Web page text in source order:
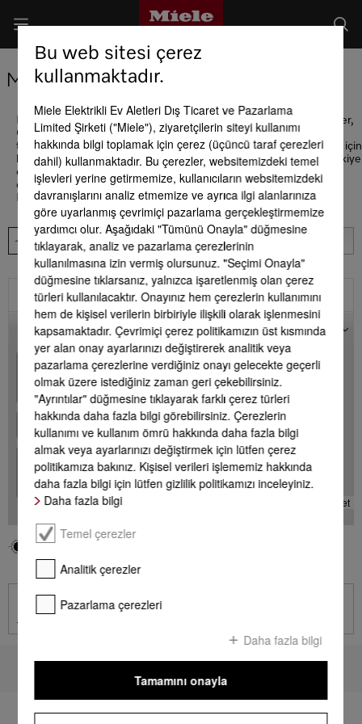
Miele Satış Noktaları
Miele Experience Center Vadİstanbul, Watergarden, Zorlu Center,
Göktürk Larus Loft ve Bağdat Caddesi Suadiye mağazalarımız ve
tüm Miele Centerlarımız sizlere hizmet vermektedir. Detaylı bilgi için
lütfen 444 11 22 no.lu Müşteri Hizmetlerimizi arayınız. Miele Türkiye
olarak sizlere E-Shop adresimizden kesintisiz hizmete devam
ediyoruz
Her koşulda sizlerin yanındayız!
Filtre
Harita
+
-
+
-
Leaflet
Bölgeniz
Bu web sitesi çerez
kullanmaktadır.
Miele Elektrikli Ev Aletleri Dış Ticaret ve Pazarlama
Limited Şirketi ("Miele"), ziyaretçilerin siteyi kullanımı
hakkında bilgi toplamak için çerez (üçüncü taraf çerezleri
dahil) kullanmaktadır. Bu çerezler, websitemizdeki temel
işlevleri yerine getirmemize, kullanıcıların websitemizdeki
davranışlarını analiz etmemize ve ayrıca ilgi alanlarınıza
göre uyarlanmış çevrimiçi pazarlama gerçekleştirmemize
yardımcı olur. Aşağıdaki "Tümünü Onayla" düğmesine
tıklayarak, analiz ve pazarlama çerezlerinin
kullanılmasına izin vermiş olursunuz. "Seçimi Onayla"
düğmesine tıklarsanız, yalnızca işaretlenmiş olan çerez
türleri kullanılacaktır. Onayınız hem çerezlerin kullanımını
hem de kişisel verilerin birbiriyle ilişkili olarak işlenmesini
kapsamaktadır. Çevrimiçi çerez politikamızın üst kısmında
yer alan onay ayarlarınızı değiştirerek analitik veya
pazarlama çerezlerine verdiğiniz onayı gelecekte geçerli
olmak üzere istediğiniz zaman geri çekebilirsiniz.
"Ayrıntılar" düğmesine tıklayarak farklı çerez türleri
hakkında daha fazla bilgi görebilirsiniz. Çerezlerin
kullanımı ve kullanım ömrü hakkında daha fazla bilgi
almak veya ayarlarınızı değiştirmek için lütfen çerez
politikamıza bakınız. Kişisel verileri işlememiz hakkında
daha fazla bilgi için lütfen gizlilik politikamızı inceleyiniz.
Daha fazla bilgi
Temel çerezler
Analitik çerezler
Pazarlama çerezleri
Daha fazla bilgi
Tamamını onayla